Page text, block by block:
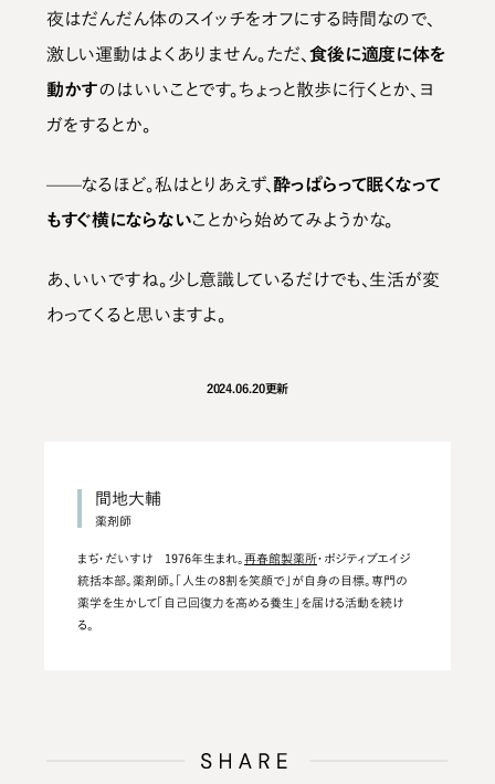
夜はだんだん体のスイッチをオフにする時間なので、
激しい運動はよくありません。ただ、食後に適度に体を
動かすのはいいことです。ちょっと散歩に行くとか、ヨ
ガをするとか。
——なるほど。私はとりあえず、 酔っぱらって眠くなって
もすぐ横にならないことから始めてみようかな。
あ、いいですね。少し意識しているだけでも、生活が変
わってくると思いますよ。
2024.06.20更新
間地大輔
まぢ・だいすけ 1976年生まれ。再春館製薬所・ポジティブエイジ
統括本部。薬剤師。「人生の8割を笑顔で」が自身の目標。専門の
薬学を生かして「自己回復力を高める養生」を届ける活動を続け
る。